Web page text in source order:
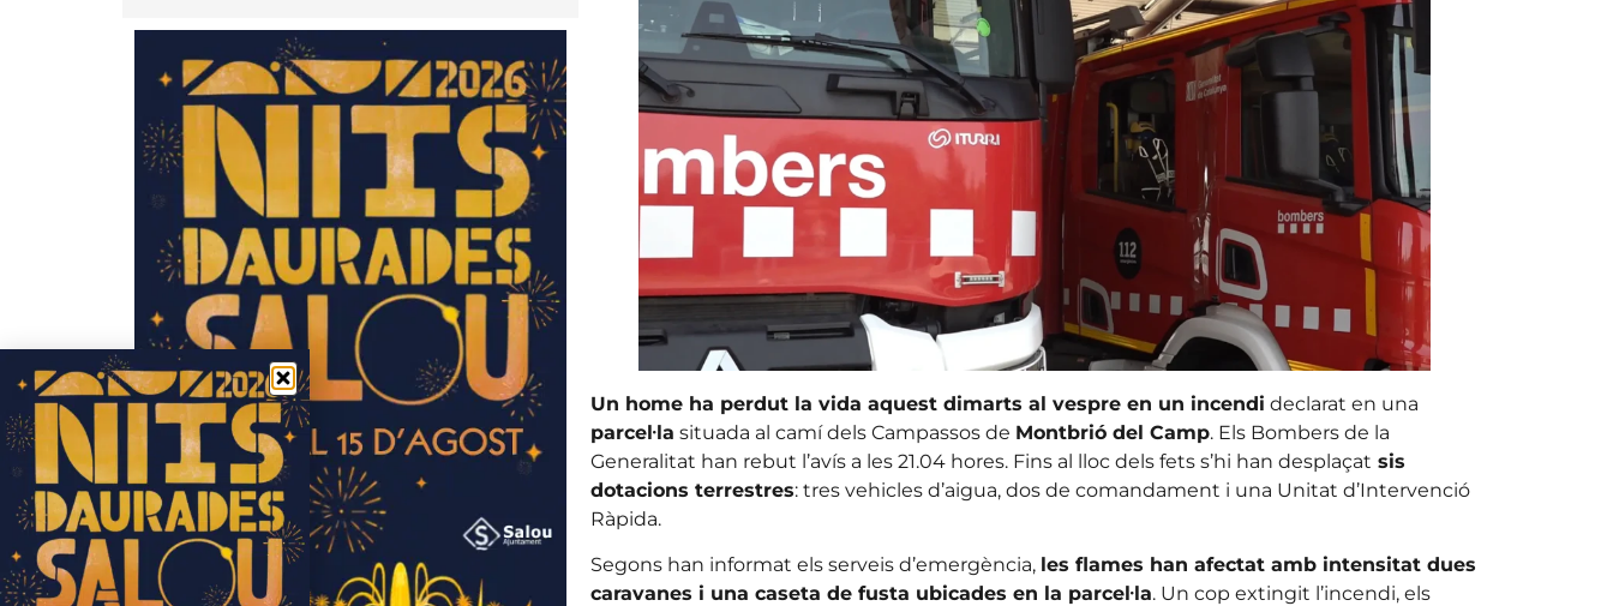
Un home ha perdut la vida aquest dimarts al vespre en un incendi declarat en una
parcel·la situada al camí dels Campassos de Montbrió del Camp. Els Bombers de la
Generalitat han rebut l’avís a les 21.04 hores. Fins al lloc dels fets s’hi han desplaçat sis
dotacions terrestres: tres vehicles d’aigua, dos de comandament i una Unitat d’Intervenció
Ràpida.
Segons han informat els serveis d’emergència, les flames han afectat amb intensitat dues
caravanes i una caseta de fusta ubicades en la parcel·la. Un cop extingit l’incendi, els